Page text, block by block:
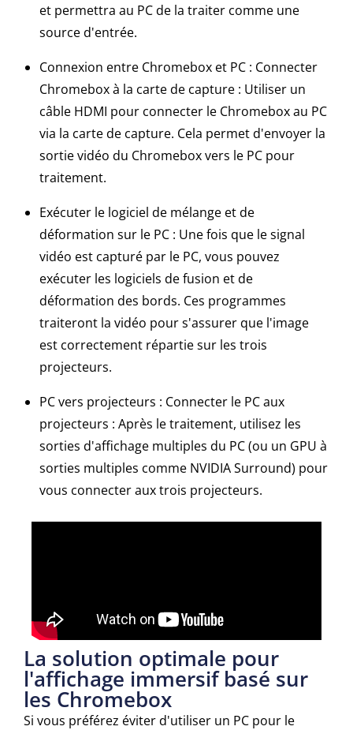
et permettra au PC de la traiter comme une
source d'entrée.
Connexion entre Chromebox et PC : Connecter
Chromebox à la carte de capture : Utiliser un
câble HDMI pour connecter le Chromebox au PC
via la carte de capture. Cela permet d'envoyer la
sortie vidéo du Chromebox vers le PC pour
traitement.
Exécuter le logiciel de mélange et de
déformation sur le PC : Une fois que le signal
vidéo est capturé par le PC, vous pouvez
exécuter les logiciels de fusion et de
déformation des bords. Ces programmes
traiteront la vidéo pour s'assurer que l'image
est correctement répartie sur les trois
projecteurs.
PC vers projecteurs : Connecter le PC aux
projecteurs : Après le traitement, utilisez les
sorties d'affichage multiples du PC (ou un GPU à
sorties multiples comme NVIDIA Surround) pour
vous connecter aux trois projecteurs.
La solution optimale pour
l'affichage immersif basé sur
les Chromebox
Si vous préférez éviter d'utiliser un PC pour le